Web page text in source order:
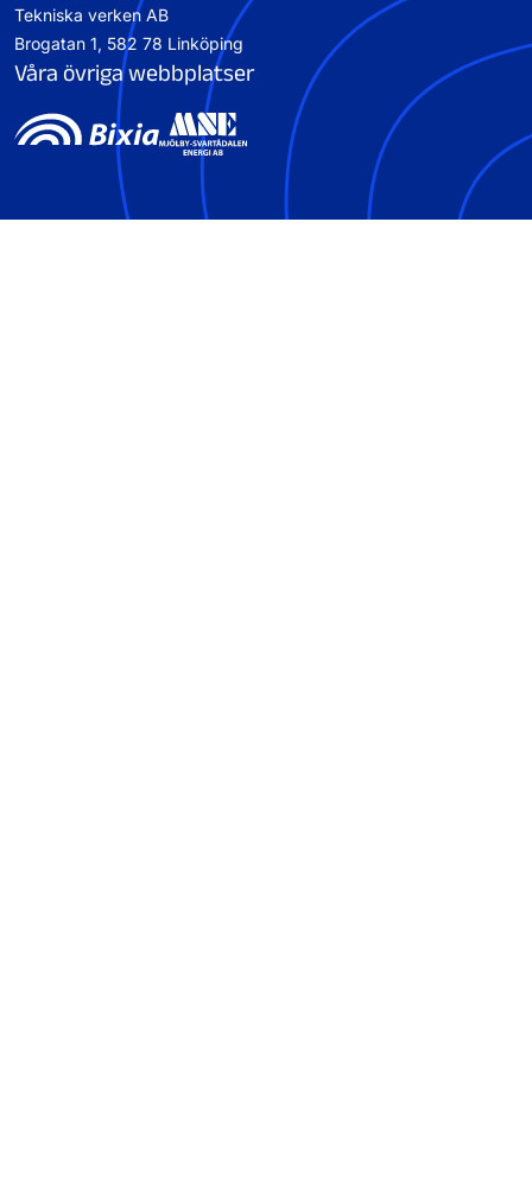
Tekniska verken AB
Brogatan 1, 582 78 Linköping
Våra övriga webbplatser